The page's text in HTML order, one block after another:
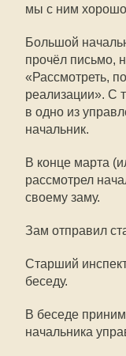
мы с ним
Большой
прочёл письмо,
«Рассмотреть,
реализации». С
в одно из
начальник.
В конце марта
рассмотрел
своему заму.
Зам отправил
Старший
беседу.
В беседе
начальника